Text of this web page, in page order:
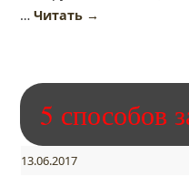
… Читать →
5
13.06.2017